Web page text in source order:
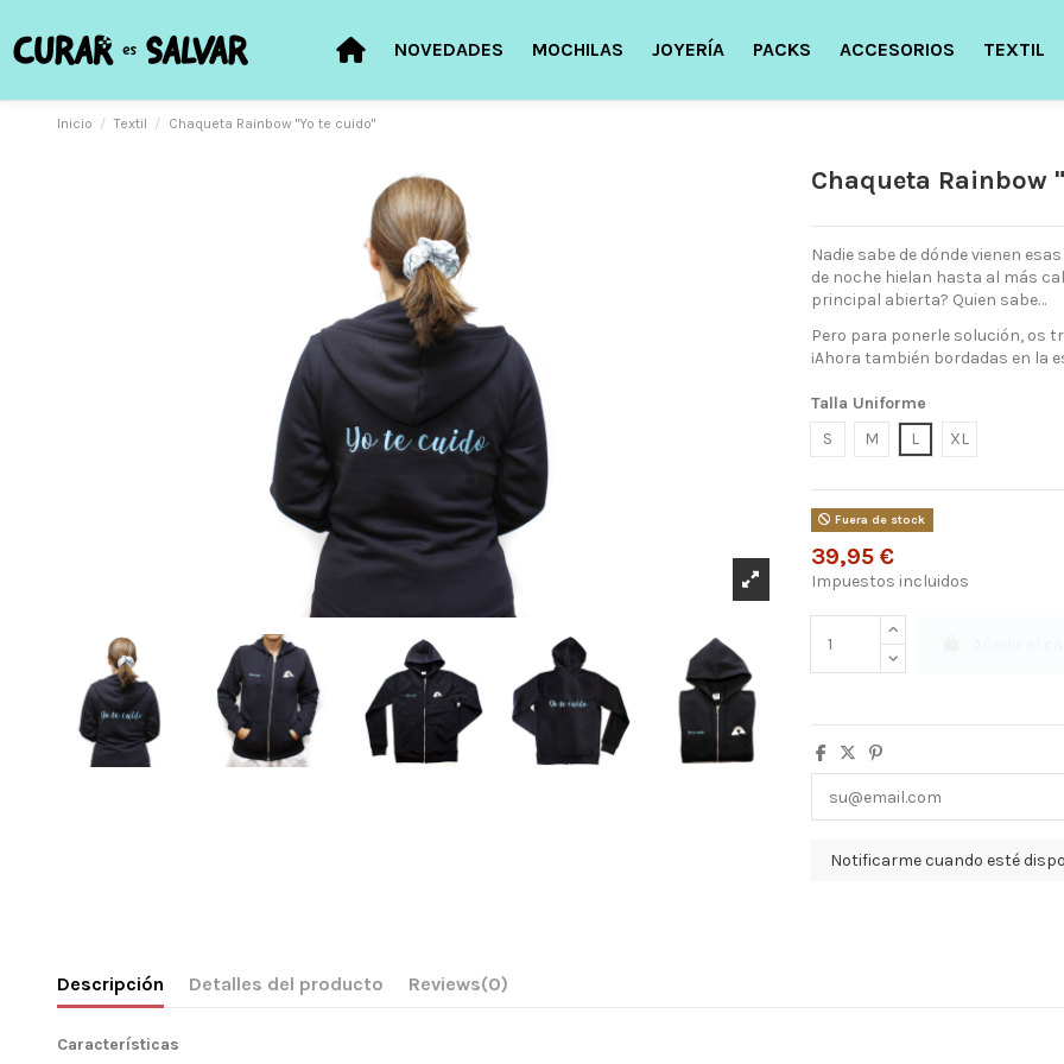
NOVEDADES MOCHILAS JOYERÍA PACKS ACCESORIOS TEXTIL
Inicio Textil Chaqueta Rainbow "Yo te cuido"
Chaqueta Rainbow
Nadie sabe de dónde vienen
de noche hielan hasta al más
principal abierta? Quien sabe…
Pero para ponerle solución, os
¡Ahora también bordadas en la
Talla Uniforme
S
M L XL
Fuera de stock
39,95 €
Impuestos incluidos
Descripción Detalles del producto Reviews(0)
Características